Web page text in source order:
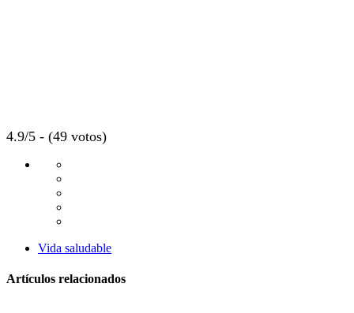
4.9/5 - (49 votos)
Vida saludable
Artículos relacionados